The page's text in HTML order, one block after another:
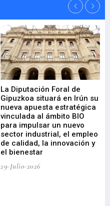
La Diputación Foral de
Gipuzkoa situará en Irún su
nueva apuesta estratégica
vinculada al ámbito BIO
para impulsar un nuevo
sector industrial, el empleo
de calidad, la innovación y
el bienestar
29-Julio-2026